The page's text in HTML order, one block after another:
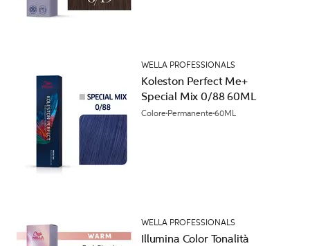
WELLA PROFESSIONALS
Koleston Perfect Me+
Special Mix 0/88 60ML
Colore Permanente60ML
WELLA PROFESSIONALS
Illumina Color Tonalità